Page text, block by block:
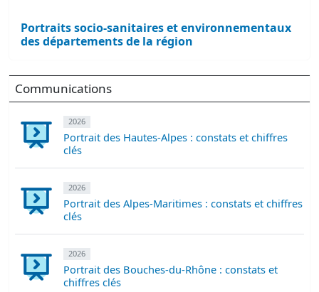
Portraits socio-sanitaires et environnementaux
des départements de la région
Communications
2026
Portrait des Hautes-Alpes : constats et chiffres
clés
2026
Portrait des Alpes-Maritimes : constats et chiffres
clés
2026
Portrait des Bouches-du-Rhône : constats et
chiffres clés